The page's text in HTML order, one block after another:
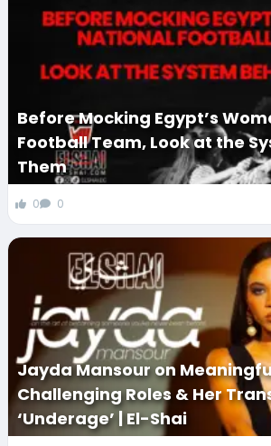
Before Mocking Egypt’s
Football Team, Look at the
Them
0 0
Jayda Mansour on
Challenging Roles & Her
‘Underage’ | El-Shai